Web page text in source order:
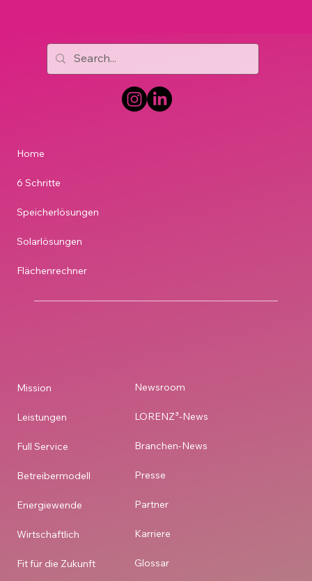
Home
6 Schritte
Speicherlösungen
Solarlösungen
Flächenrechner
Mission
Leistungen
Full Service
Betreibermodell
Energiewende
Wirtschaftlich
Fit für die Zukunft
Newsroom
LORENZ³-News
Branchen-News
Presse
Partner
Karriere
Glossar